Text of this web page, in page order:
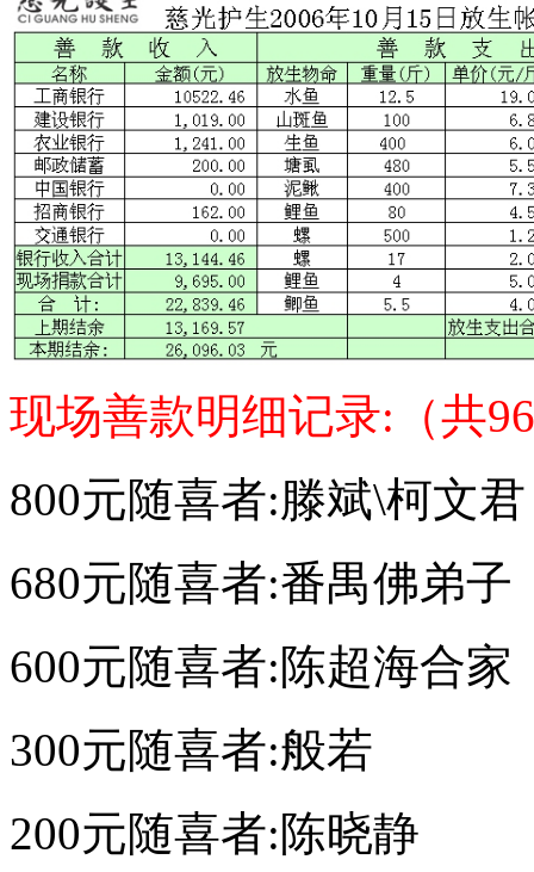
现场善款明细记录:（共
800元随喜者:滕斌\柯文君
680元随喜者:番禺佛弟子
600元随喜者:陈超海合家
300元随喜者:般若
200元随喜者:陈晓静